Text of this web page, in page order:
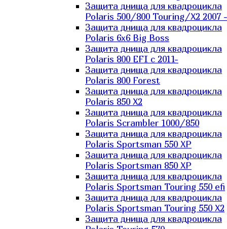
Защита днища для квадроцикла
Polaris 500/800 Touring/X2 2007 -
Защита днища для квадроцикла
Polaris 6х6 Big Boss
Защита днища для квадроцикла
Polaris 800 EFI с 2011-
Защита днища для квадроцикла
Polaris 800 Forest
Защита днища для квадроцикла
Polaris 850 X2
Защита днища для квадроцикла
Polaris Scrambler 1000/850
Защита днища для квадроцикла
Polaris Sportsman 550 XP
Защита днища для квадроцикла
Polaris Sportsman 850 XP
Защита днища для квадроцикла
Polaris Sportsman Touring 550 efi
Защита днища для квадроцикла
Polaris Sportsman Touring 550 X2
Защита днища для квадроцикла